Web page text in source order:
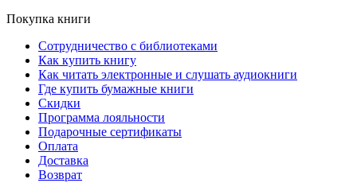
Покупка книги
Сотрудничество с библиотеками
Как купить книгу
Как читать электронные и слушать аудиокниги
Где купить бумажные книги
Скидки
Программа лояльности
Подарочные сертификаты
Оплата
Доставка
Возврат